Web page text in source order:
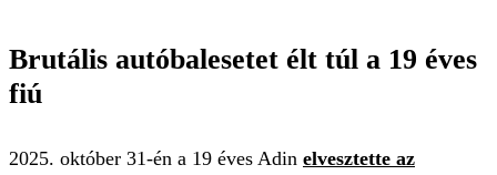
Brutális autóbalesetet élt túl a 19 éves
fiú
2025. október 31-én a 19 éves Adin elvesztette az